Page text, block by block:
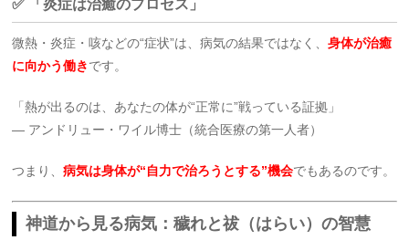
✅ 「炎症は治癒のプロセス」
微熱・炎症・咳などの“症状”は、病気の結果ではなく、身体が治癒
に向かう働きです。
「熱が出るのは、あなたの体が“正常に”戦っている証拠」
― アンドリュー・ワイル博士（統合医療の第一人者）
つまり、病気は身体が“自力で治ろうとする”機会でもあるのです。
神道から見る病気：穢れと祓（はらい）の智慧